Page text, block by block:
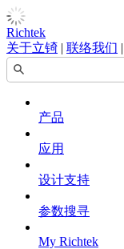
Richtek
关于立锜 | 联络我们 |
产品
应用
设计支持
参数搜寻
My Richtek